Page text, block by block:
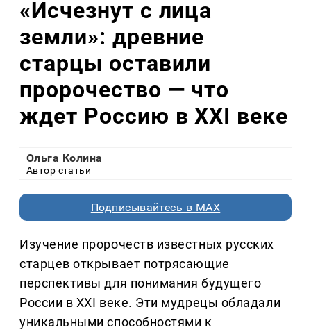
«Исчезнут с лица
земли»: древние
старцы оставили
пророчество — что
ждет Россию в XXI веке
Ольга Колина
Автор статьи
Подписывайтесь в MAX
Изучение пророчеств известных русских
старцев открывает потрясающие
перспективы для понимания будущего
России в XXI веке. Эти мудрецы обладали
уникальными способностями к